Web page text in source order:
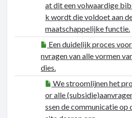
at dit een volwaardige
k wordt die voldoet aan
maatschappelijke functie.
Een duidelijk proces
nvragen van alle vormen
dies.
We stroomlijnen het
or alle
ssen de communicatie op